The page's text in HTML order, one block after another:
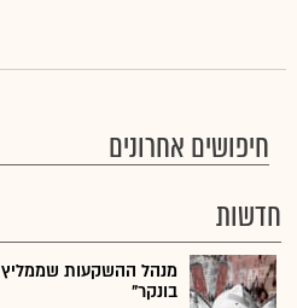
חיפושים אחרונים
חדשות
מנהל ההשקעות שממליץ
בונקר"